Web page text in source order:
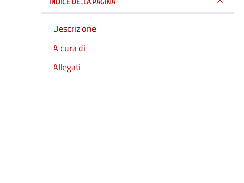
Descrizione
A cura di
Allegati